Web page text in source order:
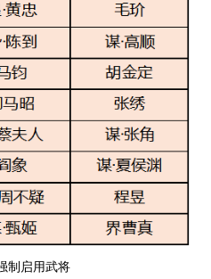
制启用武将